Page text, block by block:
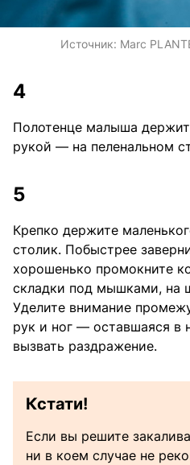
Источник: Marc
4
Полотенце малыша
рукой — на пеленальном
5
Крепко держите
столик. Побыстрее
хорошенько промокните
складки под мышками, на
Уделите внимание
рук и ног — оставшаяся в
вызвать раздражение.
Кстати!
Если вы решите
ни в коем случае не